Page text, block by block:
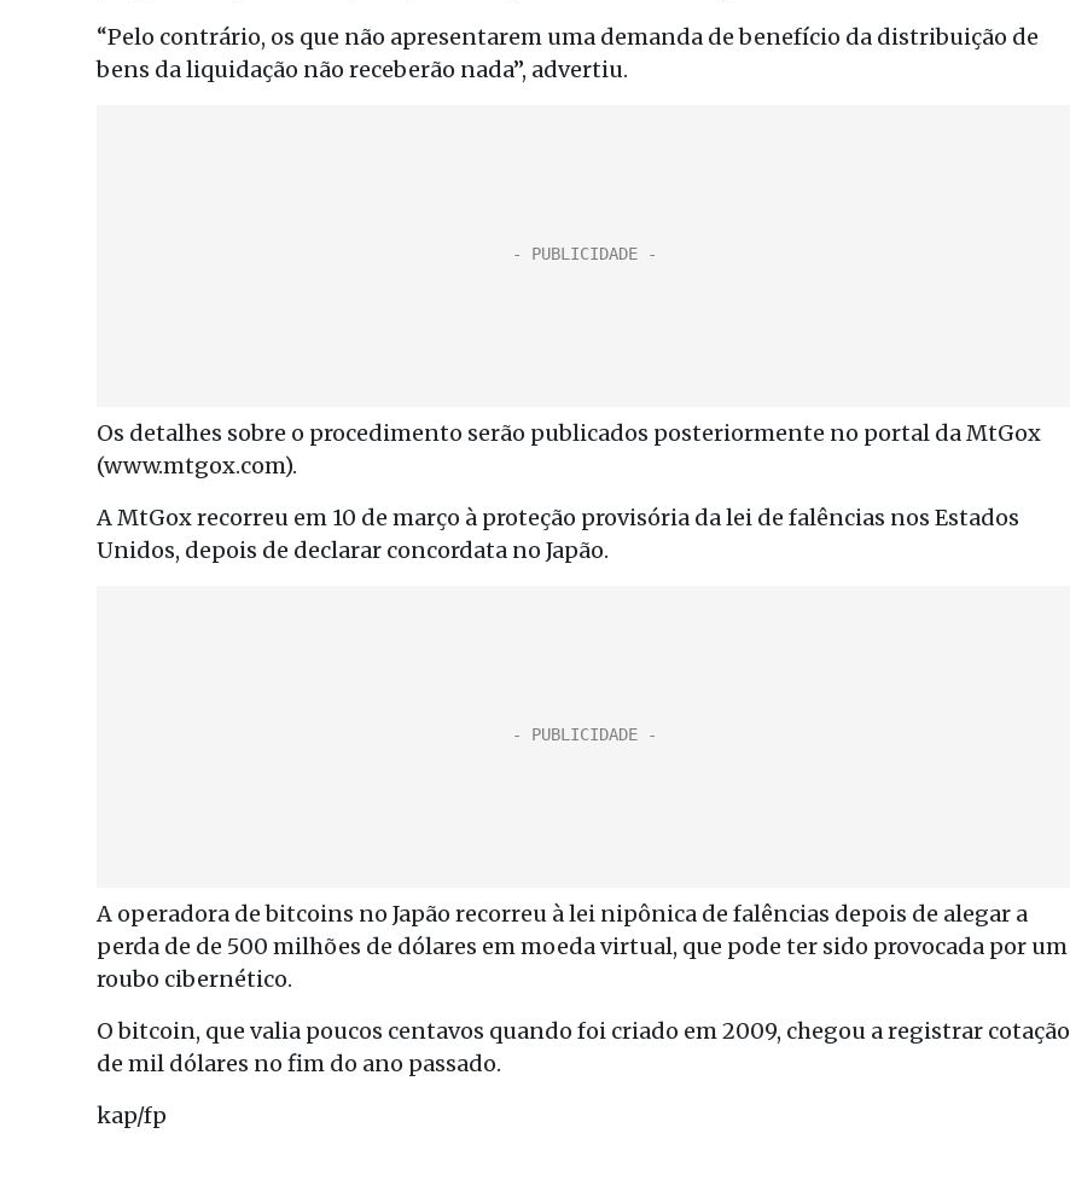
“Pelo contrário, os que não apresentarem uma demanda de benefício da distribuição de
bens da liquidação não receberão nada”, advertiu.
Os detalhes sobre o procedimento serão publicados posteriormente no portal da MtGox
(www.mtgox.com).
A MtGox recorreu em 10 de março à proteção provisória da lei de falências nos Estados
Unidos, depois de declarar concordata no Japão.
A operadora de bitcoins no Japão recorreu à lei nipônica de falências depois de alegar a
perda de de 500 milhões de dólares em moeda virtual, que pode ter sido provocada por um
roubo cibernético.
O bitcoin, que valia poucos centavos quando foi criado em 2009, chegou a registrar cotação
de mil dólares no fim do ano passado.
kap/fp